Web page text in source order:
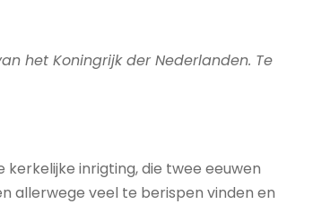
het Koningrijk der Nederlanden. Te
inrigting, die twee eeuwen
allerwege veel te berispen vinden en